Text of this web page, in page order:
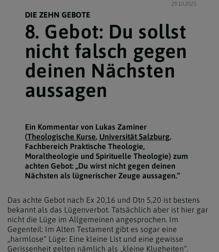
29.10.2025
DIE ZEHN GEBOTE
8. Gebot: Du sollst
nicht falsch gegen
deinen Nächsten
aussagen
Ein Kommentar von Lukas Zaminer
(Theologische Kurse, Universität Salzburg,
Fachbereich Praktische Theologie,
Moraltheologie und Spirituelle Theologie) zum
achten Gebot: „Du wirst nicht gegen deinen
Nächsten als lügnerischer Zeuge aussagen.“
Das achte Gebot nach Ex 20,16 und Dtn 5,20 ist bestens
bekannt als das Lügenverbot. Tatsächlich aber ist hier gar
nicht die Lüge im Allgemeinen angesprochen. Im
Gegenteil: Im Alten Testament gibt es sogar eine
„harmlose“ Lüge: Eine kleine List und eine gewisse
Gerissenheit gelten nämlich als „kleine Klugheiten“.